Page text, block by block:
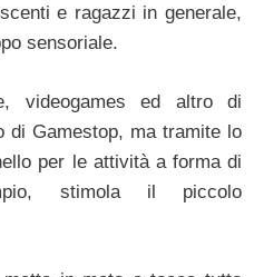
e ragazzi in generale,
sensoriale.
videogames ed altro di
di Gamestop, ma tramite lo
per le attività a forma di
stimola il piccolo